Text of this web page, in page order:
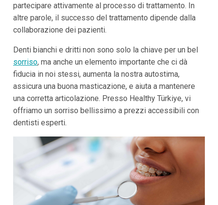
partecipare attivamente al processo di trattamento. In
altre parole, il successo del trattamento dipende dalla
collaborazione dei pazienti.
Denti bianchi e dritti non sono solo la chiave per un bel
sorriso, ma anche un elemento importante che ci dà
fiducia in noi stessi, aumenta la nostra autostima,
assicura una buona masticazione, e aiuta a mantenere
una corretta articolazione. Presso Healthy Türkiye, vi
offriamo un sorriso bellissimo a prezzi accessibili con
dentisti esperti.